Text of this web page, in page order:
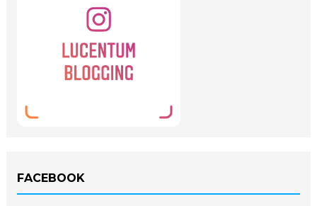
FACEBOOK